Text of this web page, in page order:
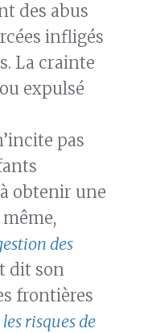
des abus
infligés
La crainte
expulsé
pas
obtenir une
des
dit son
frontières
risques de